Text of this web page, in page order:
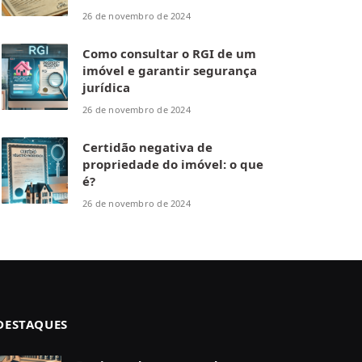
26 de novembro de 2024
Como consultar o RGI de um
imóvel e garantir segurança
jurídica
26 de novembro de 2024
Certidão negativa de
propriedade do imóvel: o que
é?
26 de novembro de 2024